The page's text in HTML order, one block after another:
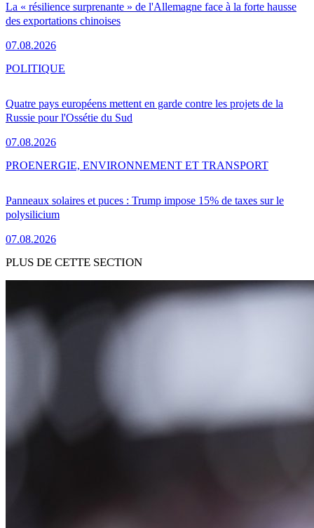
La « résilience surprenante » de l'Allemagne face à la forte hausse
des exportations chinoises
07.08.2026
Quatre pays européens mettent en garde contre les projets de la
Russie pour l'Ossétie du Sud
07.08.2026
POLITIQUE
Panneaux solaires et puces : Trump impose 15% de taxes sur le
polysilicium
07.08.2026
PROENERGIE, ENVIRONNEMENT ET TRANSPORT
PLUS DE CETTE SECTION